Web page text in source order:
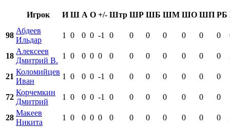
Игрок И Ш А О +/- Штр ШР ШБ ШМ ШО ШП РБ
98
Абдеев
Ильдар
1 0 0 0 -1 0 0 0 0 0 0 0
18
Алексеев
Дмитрий В.
1 0 0 0 0 0 0 0 0 0 0 0
21
Коломийцев
Иван
1 0 0 0 -1 0 0 0 0 0 0 0
72
Корчемкин
Дмитрий
1 0 0 0 -1 0 0 0 0 0 0 0
28
Макеев
Никита
1 0 0 0 0 0 0 0 0 0 0 0